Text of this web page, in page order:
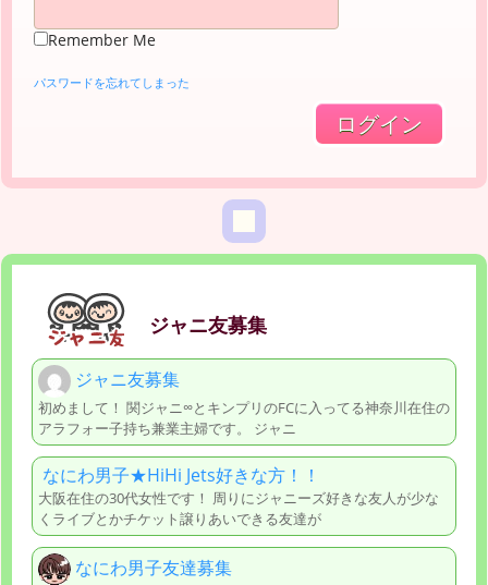
Remember Me
パスワードを忘れてしまった
ジャニ友募集
ジャニ友募集
初めまして！ 関ジャニ∞とキンプリのFCに入ってる神奈川在住の
アラフォー子持ち兼業主婦です。 ジャニ
なにわ男子★HiHi Jets好きな方！！
大阪在住の30代女性です！ 周りにジャニーズ好きな友人が少な
くライブとかチケット譲りあいできる友達が
なにわ男子友達募集